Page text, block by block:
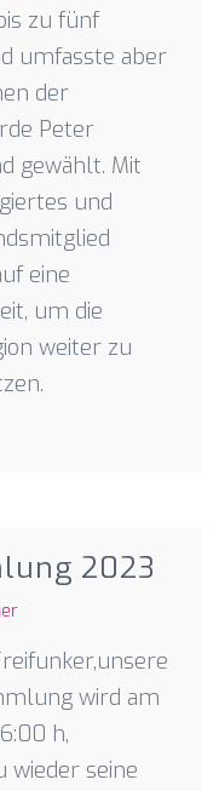
zu fünf
umfasste aber
der
Peter
gewählt. Mit
und
eine
um die
weiter zu
2023
wird am
h,
wieder seine